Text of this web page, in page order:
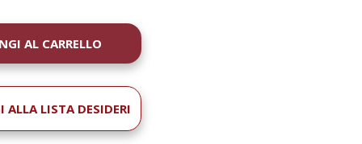
ALLA LISTA DESIDERI